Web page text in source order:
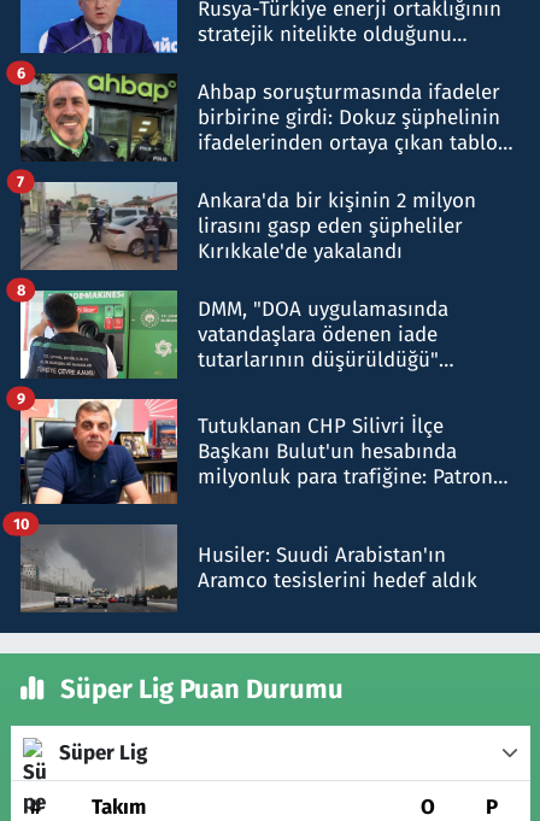
Rusya-Türkiye enerji ortaklığının
stratejik nitelikte olduğunu
Ahbap soruşturmasında ifadeler
birbirine girdi: Dokuz şüphelinin
ifadelerinden ortaya çıkan tablo
6
Ankara'da bir kişinin 2 milyon
lirasını gasp eden şüpheliler
Kırıkkale'de yakalandı
7
DMM, "DOA uygulamasında
vatandaşlara ödenen iade
tutarlarının düşürüldüğü"
8
Tutuklanan CHP Silivri İlçe
Başkanı Bulut'un hesabında
milyonluk para trafiğine: Patron
9
Husiler: Suudi Arabistan'ın
Aramco tesislerini hedef aldık
10
Süper Lig Puan Durumu
Süper Lig
# Takım O P